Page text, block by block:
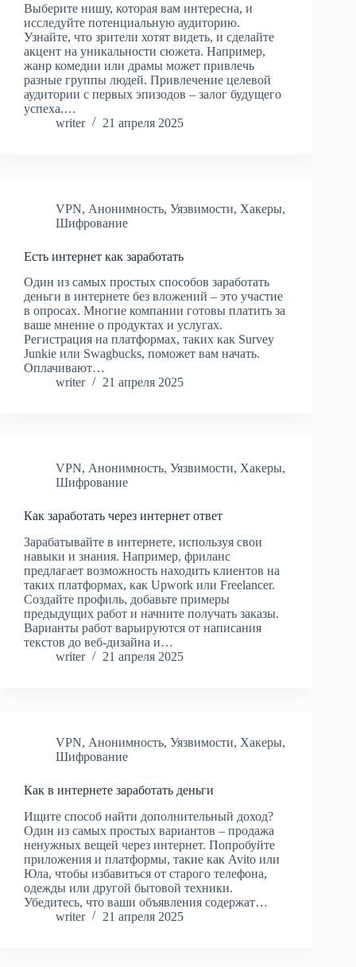
Выберите нишу, которая вам интересна, и
исследуйте потенциальную аудиторию.
Узнайте, что зрители хотят видеть, и сделайте
акцент на уникальности сюжета. Например,
жанр комедии или драмы может привлечь
разные группы людей. Привлечение целевой
аудитории с первых эпизодов – залог будущего
успеха.…
writer
21 апреля 2025
VPN, Анонимность, Уязвимости, Хакеры,
Шифрование
Есть интернет как заработать
Один из самых простых способов заработать
деньги в интернете без вложений – это участие
в опросах. Многие компании готовы платить за
ваше мнение о продуктах и услугах.
Регистрация на платформах, таких как Survey
Junkie или Swagbucks, поможет вам начать.
Оплачивают…
writer
21 апреля 2025
VPN, Анонимность, Уязвимости, Хакеры,
Шифрование
Как заработать через интернет ответ
Зарабатывайте в интернете, используя свои
навыки и знания. Например, фриланс
предлагает возможность находить клиентов на
таких платформах, как Upwork или Freelancer.
Создайте профиль, добавьте примеры
предыдущих работ и начните получать заказы.
Варианты работ варьируются от написания
текстов до веб-дизайна и…
writer
21 апреля 2025
VPN, Анонимность, Уязвимости, Хакеры,
Шифрование
Как в интернете заработать деньги
Ищите способ найти дополнительный доход?
Один из самых простых вариантов – продажа
ненужных вещей через интернет. Попробуйте
приложения и платформы, такие как Avito или
Юла, чтобы избавиться от старого телефона,
одежды или другой бытовой техники.
Убедитесь, что ваши объявления содержат…
writer
21 апреля 2025